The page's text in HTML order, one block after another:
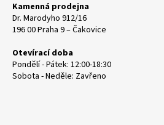
Kamenná prodejna
Dr. Marodyho 912/16
196 00 Praha 9 – Čakovice
Otevírací doba
Pondělí - Pátek: 12:00-18:30
Sobota - Neděle: Zavřeno